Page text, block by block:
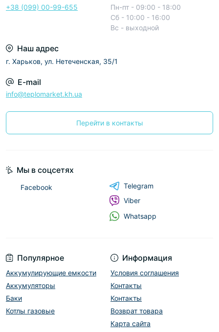
+38 (099) 00-99-655
Пн-пт - 09:00 - 18:00
Сб - 10:00 - 16:00
Вс - выходной
Наш адрес
г. Харьков, ул. Нетеченская, 35/1
E-mail
info@teplomarket.kh.ua
Перейти в контакты
Популярное
Аккумулирующие емкости
Аккумуляторы
Баки
Котлы газовые
Информация
Условия соглашения
Контакты
Контакты
Возврат товара
Карта сайта
Мы в соцсетях
Facebook
Telegram
Viber
Whatsapp